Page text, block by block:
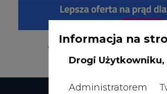
WYDAWCA PORTALU:
Informacja na
Drogi Użytkowniku,
Administratorem